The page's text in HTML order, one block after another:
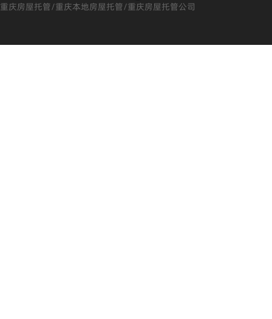
重庆房屋托管/重庆本地房屋托管/重庆房屋托管公司